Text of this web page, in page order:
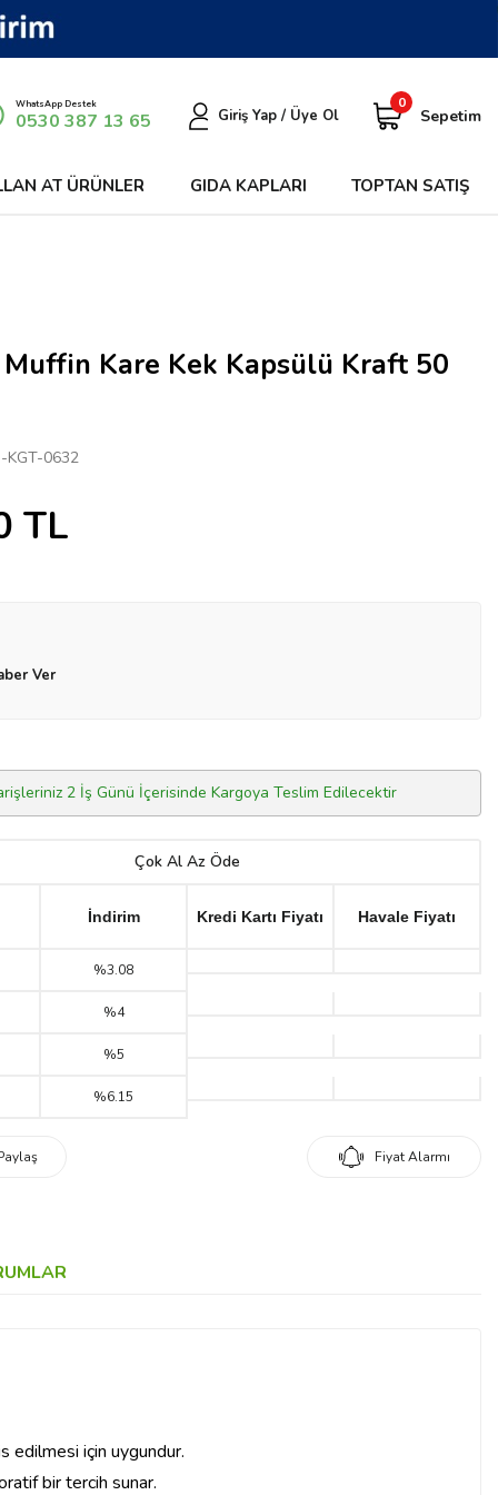
WhatsApp Destek
0530 387 13 65 Giriş Yap / Üye Ol
0
Sepetim
AT ÜRÜNLER GIDA KAPLARI TOPTAN SATIŞ
Kare Kek Kapsülü Kraft 50
KGT-0632
TL
Ver
2 İş Günü İçerisinde Kargoya Teslim Edilecektir
Çok Al Az Öde
İndirim Kredi Kartı Fiyatı Havale Fiyatı
%3.08
%4
%5
%6.15
Fiyat Alarmı
edilmesi için uygundur.
bir tercih sunar.